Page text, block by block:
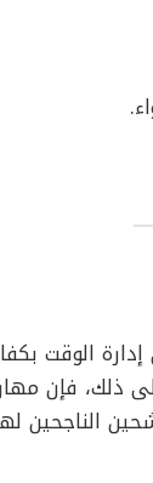
الوقت
ذلك، فإن
الناجحين